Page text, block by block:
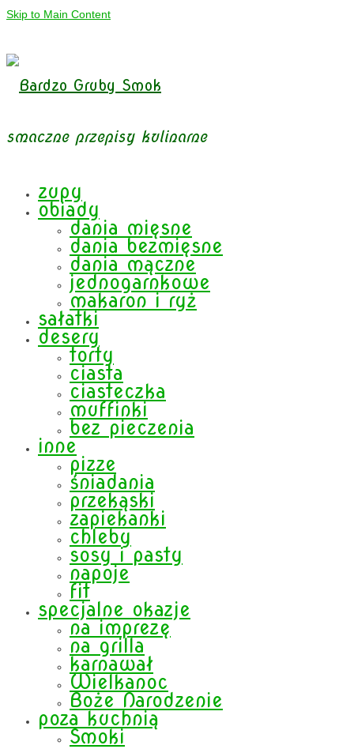
Skip to Main Content
smaczne przepisy kulinarne
zupy
obiady
dania mięsne
dania bezmięsne
dania mączne
jednogarnkowe
makaron i ryż
sałatki
desery
torty
ciasta
ciasteczka
muffinki
bez pieczenia
inne
pizze
śniadania
przekąski
zapiekanki
chleby
sosy i pasty
napoje
fit
specjalne okazje
na imprezę
na grilla
karnawał
Wielkanoc
Boże Narodzenie
poza kuchnią
Smoki